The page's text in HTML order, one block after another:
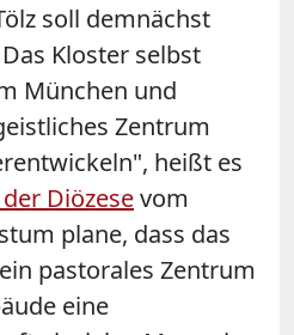
soll demnächst
Kloster selbst
München und
Zentrum
heißt es
Diözesevom
plane, dass das
pastorales Zentrum
eine